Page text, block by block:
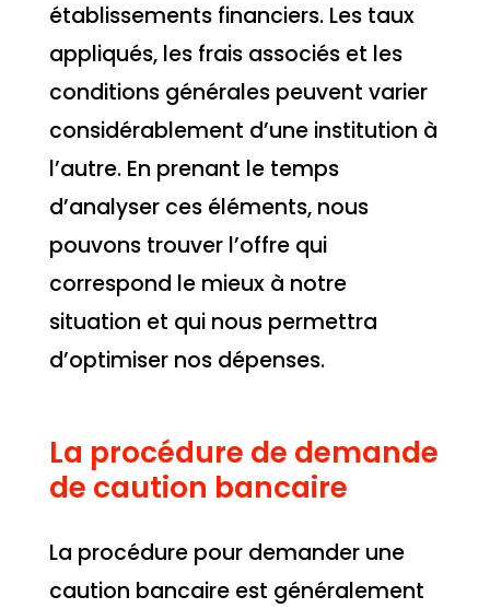
établissements financiers. Les taux
appliqués, les frais associés et les
conditions générales peuvent varier
considérablement d’une institution à
l’autre. En prenant le temps
d’analyser ces éléments, nous
pouvons trouver l’offre qui
correspond le mieux à notre
situation et qui nous permettra
d’optimiser nos dépenses.
La procédure de demande
de caution bancaire
La procédure pour demander une
caution bancaire est généralement